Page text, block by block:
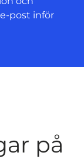
post inför
på